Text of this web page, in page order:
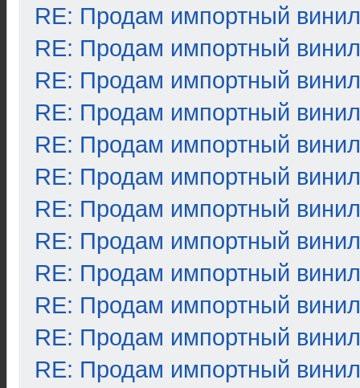
RE: Продам импортный винил
RE: Продам импортный винил
RE: Продам импортный винил
RE: Продам импортный винил
RE: Продам импортный винил
RE: Продам импортный винил
RE: Продам импортный винил
RE: Продам импортный винил
RE: Продам импортный винил
RE: Продам импортный винил
RE: Продам импортный винил
RE: Продам импортный винил